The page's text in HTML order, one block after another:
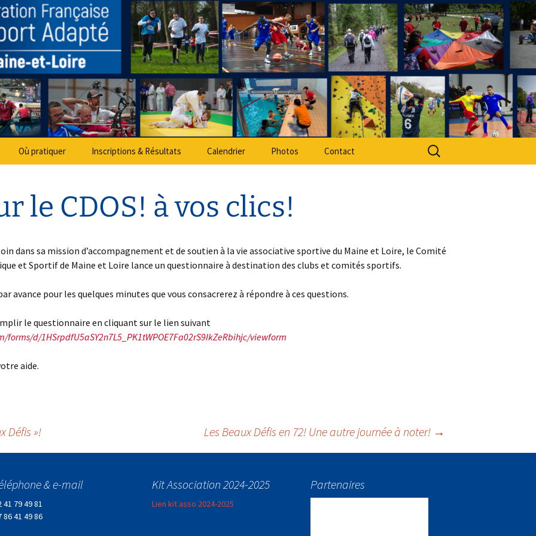
Sport Adapté 49
Où pratiquer Inscriptions & Résultats Calendrier Photos Contact
Rechercher :
le CDOS! à vos clics!
dans sa mission d’accompagnement et de soutien à la vie associative sportive du Maine et Loire, le Comité
et Sportif de Maine et Loire lance un questionnaire à destination des clubs et comités sportifs.
avance pour les quelques minutes que vous consacrerez à répondre à ces questions.
le questionnaire en cliquant sur le lien suivant
d/1HSrpdfU5aSY2n7L5_PK1tWPOE7Fa02rS9IkZeRbihjc/viewform
aide.
Défis »! Les Beaux Défis en 72! Une autre journée à noter! →
& e-mail
41 79 49 81
86 41 49 86
Kit Association 2024-2025
Lien kit asso 2024-2025
Partenaires